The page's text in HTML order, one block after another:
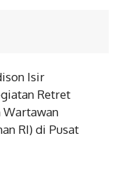
Isir
Retret
Wartawan
RI) di Pusat